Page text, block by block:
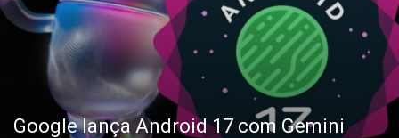
Google lança Android 17 com Gemini